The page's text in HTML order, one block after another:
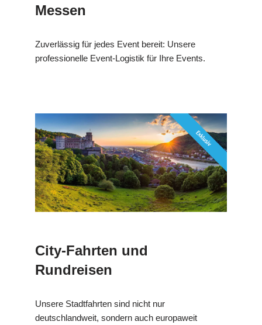
Messen
Zuverlässig für jedes Event bereit: Unsere
professionelle Event-Logistik für Ihre Events.
City-Fahrten und
Rundreisen
Unsere Stadtfahrten sind nicht nur
deutschlandweit, sondern auch europaweit